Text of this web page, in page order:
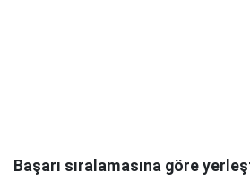
Başarı sıralamasına göre